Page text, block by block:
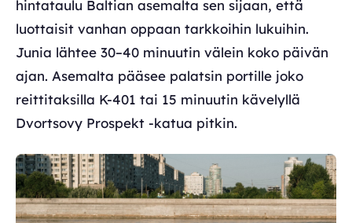
hintataulu Baltian asemalta sen sijaan, että
luottaisit vanhan oppaan tarkkoihin lukuihin.
Junia lähtee 30–40 minuutin välein koko päivän
ajan. Asemalta pääsee palatsin portille joko
reittitaksilla K-401 tai 15 minuutin kävelyllä
Dvortsovy Prospekt -katua pitkin.